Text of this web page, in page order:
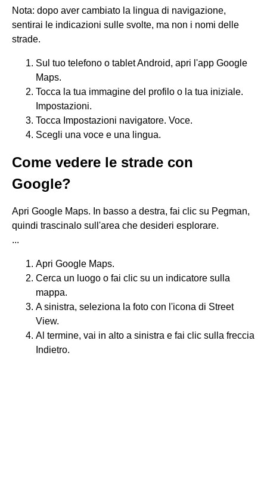
Nota: dopo aver cambiato la lingua di navigazione,
sentirai le indicazioni sulle svolte, ma non i nomi delle
strade.
Sul tuo telefono o tablet Android, apri l'app Google
Maps.
Tocca la tua immagine del profilo o la tua iniziale.
Impostazioni.
Tocca Impostazioni navigatore. Voce.
Scegli una voce e una lingua.
Come vedere le strade con
Google?
Apri Google Maps. In basso a destra, fai clic su Pegman,
quindi trascinalo sull'area che desideri esplorare.
...
Apri Google Maps.
Cerca un luogo o fai clic su un indicatore sulla
mappa.
A sinistra, seleziona la foto con l'icona di Street
View.
Al termine, vai in alto a sinistra e fai clic sulla freccia
Indietro.